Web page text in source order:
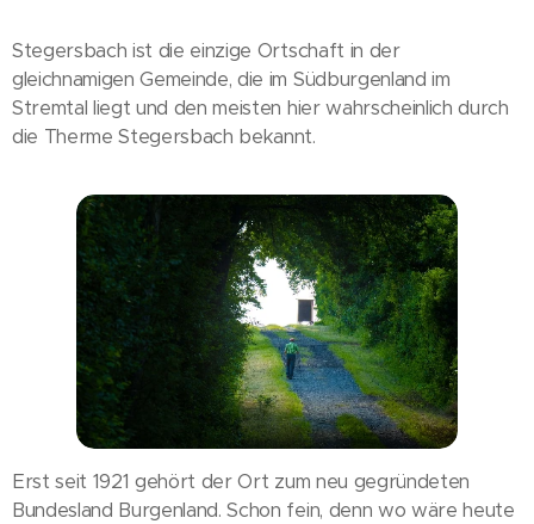
Stegersbach ist die einzige Ortschaft in der
gleichnamigen Gemeinde, die im Südburgenland im
Stremtal liegt und den meisten hier wahrscheinlich durch
die Therme Stegersbach bekannt.
Erst seit 1921 gehört der Ort zum neu gegründeten
Bundesland Burgenland. Schon fein, denn wo wäre heute